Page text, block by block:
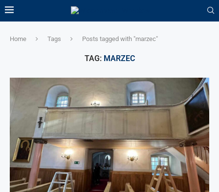
Home Tags Posts tagged with "marzec"
TAG: MARZEC